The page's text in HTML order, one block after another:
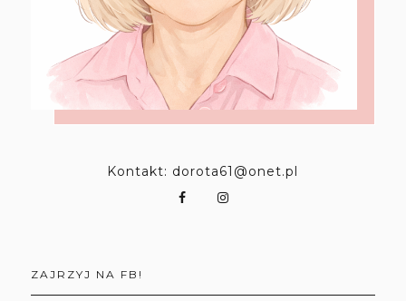
Kontakt: dorota61@onet.pl
ZAJRZYJ NA FB!